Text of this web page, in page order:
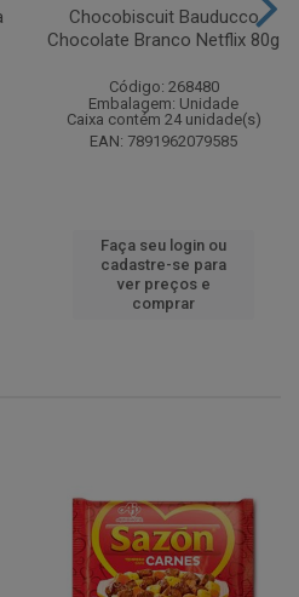
Chocobiscuit Bauducco
Chocolate Branco Netflix 80g
Código: 268480
Embalagem: Unidade
Caixa contém 24 unidade(s)
EAN: 7891962079585
Faça seu login ou
cadastre-se para
ver preços e
comprar